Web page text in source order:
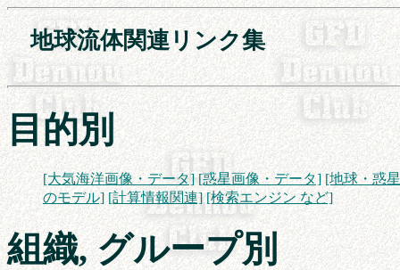
地球流体関連リン
目的別
[大気海洋画像・データ] [惑星画像・データ] [地球・惑
のモデル] [計算情報関連] [検索エンジン など]
組織, グループ別